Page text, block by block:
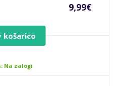
9,99€
košarico
Na zalogi